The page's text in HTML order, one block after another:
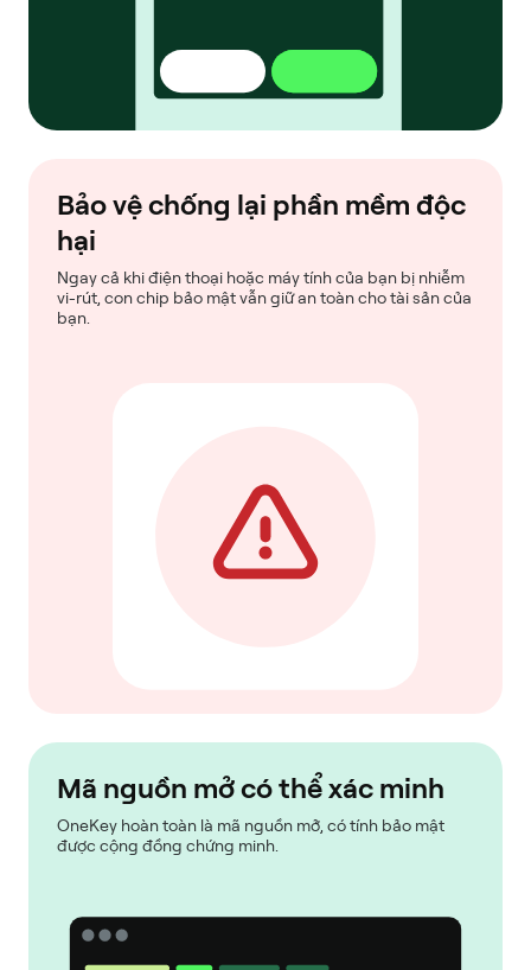
Bảo vệ chống lại phần mềm độc
hại
Ngay cả khi điện thoại hoặc máy tính của bạn bị nhiễm
vi-rút, con chip bảo mật vẫn giữ an toàn cho tài sản của
bạn.
Mã nguồn mở có thể xác minh
OneKey hoàn toàn là mã nguồn mở, có tính bảo mật
được cộng đồng chứng minh.